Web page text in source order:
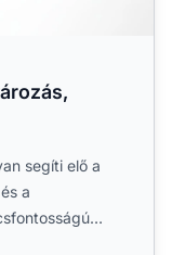
segíti elő a
a